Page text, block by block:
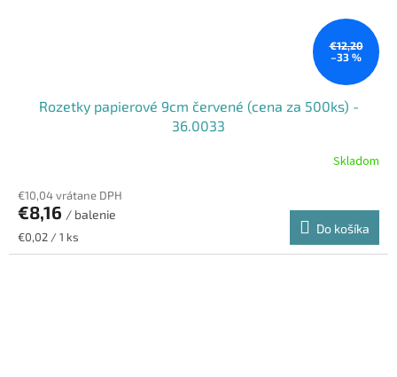
€12,20
–33 %
Rozetky papierové 9cm červené (cena za 500ks) -
36.0033
Skladom
€10,04 vrátane DPH
€8,16 / balenie
Jednotková
cena:
€0,02 / 1 ks
Do košíka